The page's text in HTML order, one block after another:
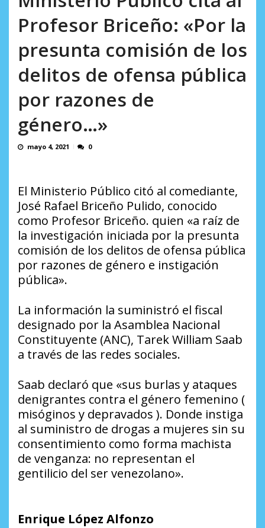
Profesor Briceño: «Por la
presunta comisión de los
delitos de ofensa pública
por razones de
género…»
mayo 4, 2021 0
El Ministerio Público citó al comediante,
José Rafael Briceño Pulido, conocido
como Profesor Briceño. quien «a raíz de
la investigación iniciada por la presunta
comisión de los delitos de ofensa pública
por razones de género e instigación
pública».
La información la suministró el fiscal
designado por la Asamblea Nacional
Constituyente (ANC), Tarek William Saab
a través de las redes sociales.
Saab declaró que «sus burlas y ataques
denigrantes contra el género femenino (
misóginos y depravados ). Donde instiga
al suministro de drogas a mujeres sin su
consentimiento como forma machista
de venganza: no representan el
gentilicio del ser venezolano».
Enrique López Alfonzo